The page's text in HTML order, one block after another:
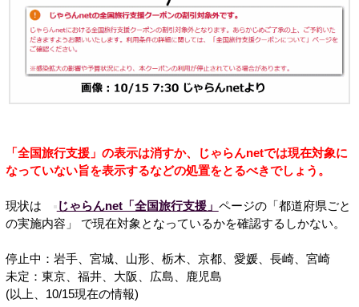
「全国旅行支援」の表示は消すか、じゃらんnetでは現在対象に
なっていない旨を表示するなどの処置をとるべきでしょう。
現状は じゃらんnet「全国旅行支援」 ページの「都道府県ごと
の実施内容」 で現在対象となっているかを確認するしかない。
停止中：岩手、宮城、山形、栃木、京都、愛媛、長崎、宮崎
未定：東京、福井、大阪、広島、鹿児島
(以上、10/15現在の情報)